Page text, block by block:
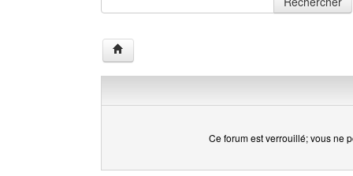
Ce forum est verrouillé; vous ne